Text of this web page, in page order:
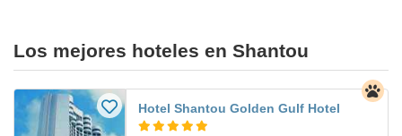
Los mejores hoteles en Shantou
Hotel Shantou Golden Gulf Hotel